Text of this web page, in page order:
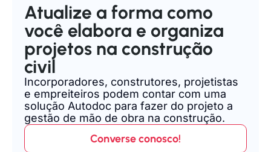
Atualize a forma como
você elabora e organiza
projetos na construção
civil
Incorporadores, construtores, projetistas
e empreiteiros podem contar com uma
solução Autodoc para fazer do projeto a
gestão de mão de obra na construção.
Converse conosco!